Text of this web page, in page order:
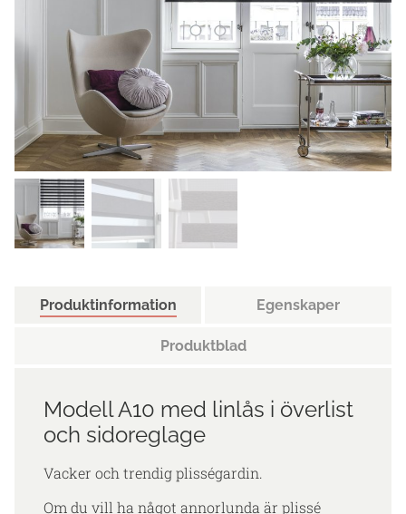
Produktinformation Egenskaper
Produktblad
Modell A10 med linlås i överlist
och sidoreglage
Vacker och trendig plisségardin.
Om du vill ha något annorlunda är plissé